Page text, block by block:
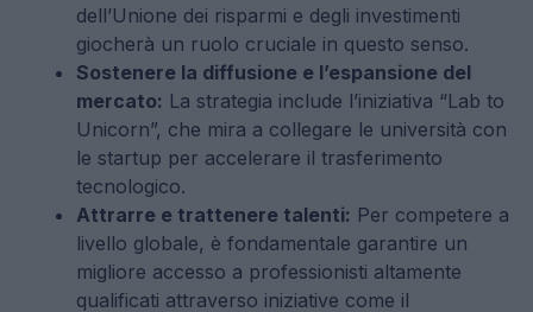
dell’Unione dei risparmi e degli investimenti
giocherà un ruolo cruciale in questo senso.
Sostenere la diffusione e l’espansione del
mercato: La strategia include l’iniziativa “Lab to
Unicorn”, che mira a collegare le università con
le startup per accelerare il trasferimento
tecnologico.
Attrarre e trattenere talenti: Per competere a
livello globale, è fondamentale garantire un
migliore accesso a professionisti altamente
qualificati attraverso iniziative come il